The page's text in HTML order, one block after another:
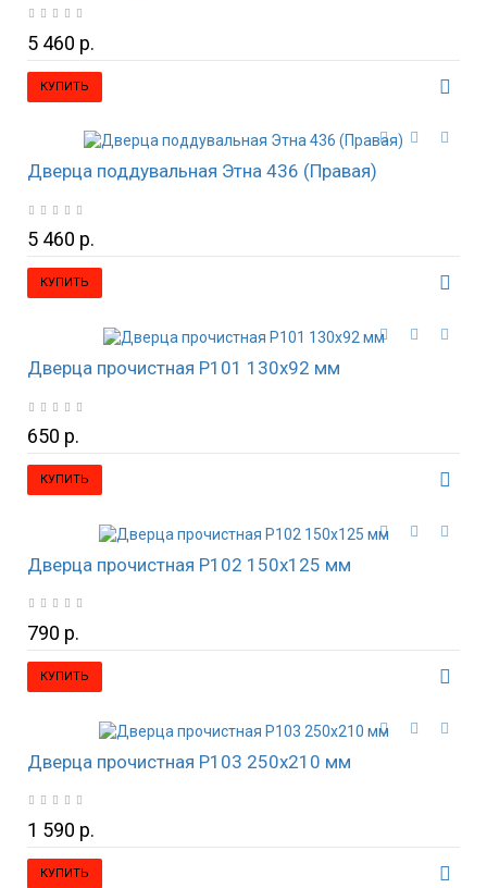
5 460 р.
КУПИТЬ
Дверца поддувальная Этна 436 (Правая)
5 460 р.
КУПИТЬ
Дверца прочистная P101 130х92 мм
650 р.
КУПИТЬ
Дверца прочистная P102 150х125 мм
790 р.
КУПИТЬ
Дверца прочистная P103 250х210 мм
1 590 р.
КУПИТЬ